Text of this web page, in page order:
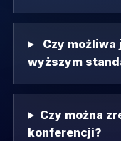
Czy
wyższym
Czy można
konferencji?